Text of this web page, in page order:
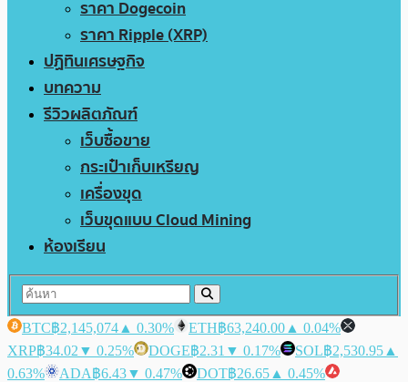
ราคา Dogecoin
ราคา Ripple (XRP)
ปฏิทินเศรษฐกิจ
บทความ
รีวิวผลิตภัณฑ์
เว็บซื้อขาย
กระเป๋าเก็บเหรียญ
เครื่องขุด
เว็บขุดแบบ Cloud Mining
ห้องเรียน
BTC฿2,145,074 ▲ 0.30% ETH฿63,240.00 ▲ 0.04%
XRP฿34.02 ▼ 0.25% DOGE฿2.31 ▼ 0.17% SOL฿2,530.95 ▲
0.63%
ADA฿6.43▼ 0.47% DOT฿26.65 ▲ 0.45%